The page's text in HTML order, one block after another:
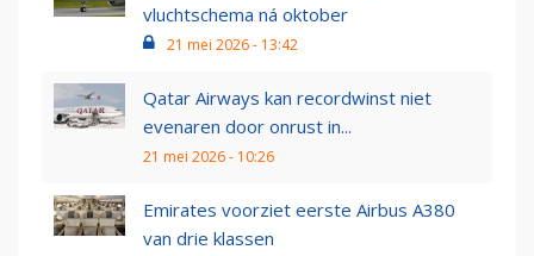
vluchtschema ná oktober
21 mei 2026 - 13:42
Qatar Airways kan recordwinst niet
evenaren door onrust in...
21 mei 2026 - 10:26
Emirates voorziet eerste Airbus A380
van drie klassen